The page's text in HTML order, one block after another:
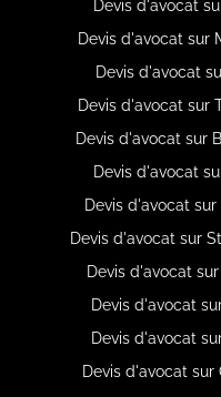
Devis d'avocat
Devis d'avocat sur
Devis d'avocat
Devis d'avocat sur
Devis d'avocat sur
Devis d'avocat
Devis d'avocat
Devis d'avocat sur
Devis d'avocat
Devis d'avocat
Devis d'avocat
Devis d'avocat